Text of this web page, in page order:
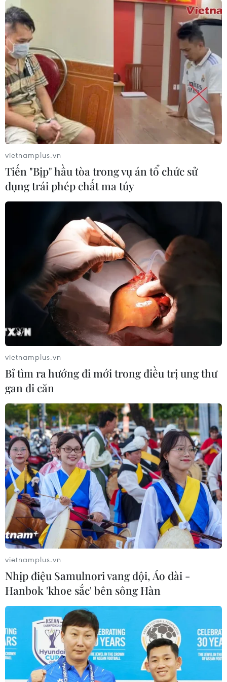
ASEAN hoan nghênh những tiến triển tích
cực trên bán đảo Triều Tiên
27/04/2018 09:46
Các Bộ trưởng Ngoại giao ASEAN hoan nghênh những
tiến triển tích cực trên bán đảo Triều Tiên, trông đợi kết
quả quan trọng từ cuộc gặp thượng đỉnh liên Triều cũng
như triển vọng cuộc gặp Mỹ-Triều.
Nhà lãnh đạo Triều Tiên: "Chúng tôi đã
đợi thời khắc này từ lâu"
Nhà lãnh đạo Triều Tiên Kim Jong-un nêu rõ: "Chúng ta
không phải là một dân tộc nên đối đầu với nhau, chúng
ta nên sống trong sự đoàn kết. Chúng tôi đã chờ đợi
thời khắc này từ lâu."
vietnamplus.vn
Tiến "Bịp" hầu tòa trong vụ án tổ chức sử
dụng trái phép chất ma túy
vietnamplus.vn
Bỉ tìm ra hướng đi mới trong điều trị ung thư
gan di căn
vietnamplus.vn
Nhịp điệu Samulnori vang dội, Áo dài -
Hanbok 'khoe sắc' bên sông Hàn